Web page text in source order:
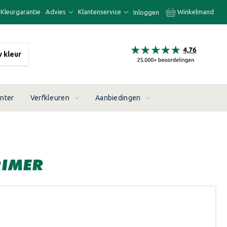
Kleurgarantie Advies Klantenservice Inloggen Winkelmand
kleur
Verfkleuren Aanbiedingen